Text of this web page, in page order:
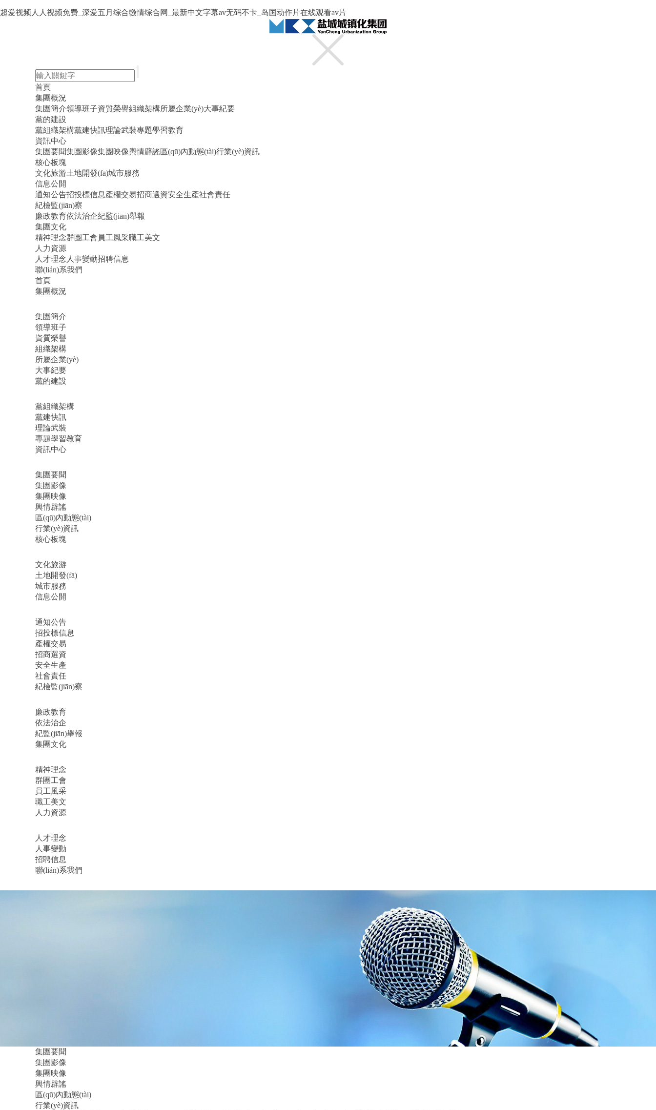
超爱视频人人视频免费_深爱五月综合缴情综合网_最新中文字幕av无码不卡_岛国动作片在线观看av片
首頁
集團概況
集團簡介領導班子資質榮譽組織架構所屬企業(yè)大事紀要
黨的建設
黨組織架構黨建快訊理論武裝專題學習教育
資訊中心
集團要聞集團影像集團映像輿情辟謠區(qū)內動態(tài)行業(yè)資訊
核心板塊
文化旅游土地開發(fā)城市服務
信息公開
通知公告招投標信息產權交易招商選資安全生產社會責任
紀檢監(jiān)察
廉政教育依法治企紀監(jiān)舉報
集團文化
精神理念群團工會 員工風采職工美文
人力資源
人才理念 人事變動招聘信息
聯(lián)系我們
首頁
集團概況
集團簡介
領導班子
資質榮譽
組織架構
所屬企業(yè)
大事紀要
黨的建設
黨組織架構
黨建快訊
理論武裝
專題學習教育
資訊中心
集團要聞
集團影像
集團映像
輿情辟謠
區(qū)內動態(tài)
行業(yè)資訊
核心板塊
文化旅游
土地開發(fā)
城市服務
信息公開
通知公告
招投標信息
產權交易
招商選資
安全生產
社會責任
紀檢監(jiān)察
廉政教育
依法治企
紀監(jiān)舉報
集團文化
精神理念
群團工會
員工風采
職工美文
人力資源
人才理念
人事變動
招聘信息
聯(lián)系我們
集團要聞
集團影像
集團映像
輿情辟謠
區(qū)內動態(tài)
行業(yè)資訊